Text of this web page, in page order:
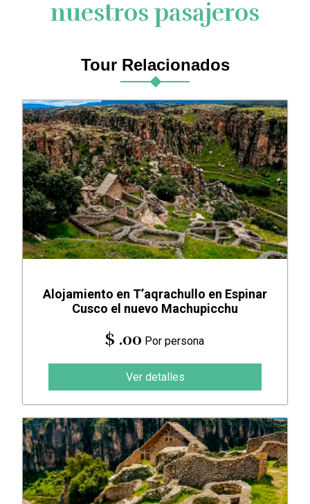
nuestros pasajeros
Tour Relacionados
Alojamiento en T’aqrachullo en Espinar
Cusco el nuevo Machupicchu
$ .00 Por persona
Ver detalles